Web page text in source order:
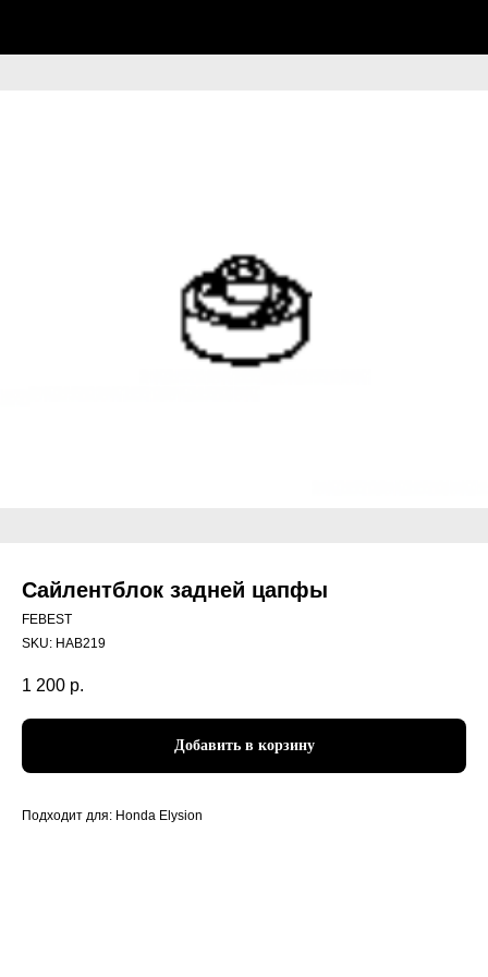
Сайлентблок задней цапфы
FEBEST
SKU: HAB219
1 200 р.
Добавить в корзину
Подходит для: Honda Elysion